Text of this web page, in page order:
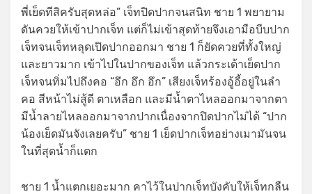
พี่เย็ดทีสิครับสุดหล่อ” เจ็ทปิดปากจนสนิท ชาย 1 พยายาม
ดันควยให้เข้าปากเจ็ท แต่ก็ไม่เข้าสุดท้ายจึงเอามือบีบปาก
เจ็ทจนเจ็ทหลุดเปิดปากออกมา ชาย 1 ก็ยัดควยที่ทั้งใหญ่
และยาวมาก เข้าไปในปากของเจ็ท แล้วกระเด้าเย็ดปาก
เจ็ทจนทิ่มไปถึงคอ “อึก อึก อึก” เสียงเจ็ทร้องอู้อี้อยู่ในลำ
คอ สีหน้าไม่สู้ดี ตาเหลือก และมีน้ำตาไหลออกมาจากตา
มีน้ำลายไหลออกมาจากปากเนื่องจากปิดปากไม่ได้ “ปาก
น้องเย็ดมันจังเลยครับ” ชาย 1 เย็ดปากเจ็ทอย่างเมามันจน
ในที่สุดน้ำก็แตก
ชาย 1 น้ำแตกเยอะมาก คาไว้ในปากเจ็ทบังคับให้เจ็ทกลืน